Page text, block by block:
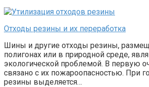
Отходы резины и их переработка
Шины и другие отходы резины,
полигонах или в природной среде,
экологической проблемой. В первую
связано с их пожароопасностью. При
резины выделяется…